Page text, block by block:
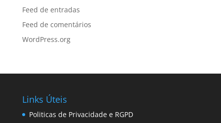
Feed de entradas
Feed de comentários
WordPress.org
Links Úteis
Politicas de Privacidade e RGPD